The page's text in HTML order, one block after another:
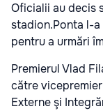
Oficialii au decis
stadion.Ponta l-
pentru a urmări
Premierul Vlad
către
Externe şi